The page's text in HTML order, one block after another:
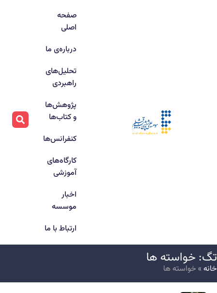
صفحه
اصلی
درباره‌ی ما
تحلیل‌های
راهبردی
پژوهش‌ها
و کتاب‌ها
کنفرانس‌ها
کارگاه‌های
آموزشی
اخبار
موسسه
ارتباط با ما
خواسته ها
» خواسته ها